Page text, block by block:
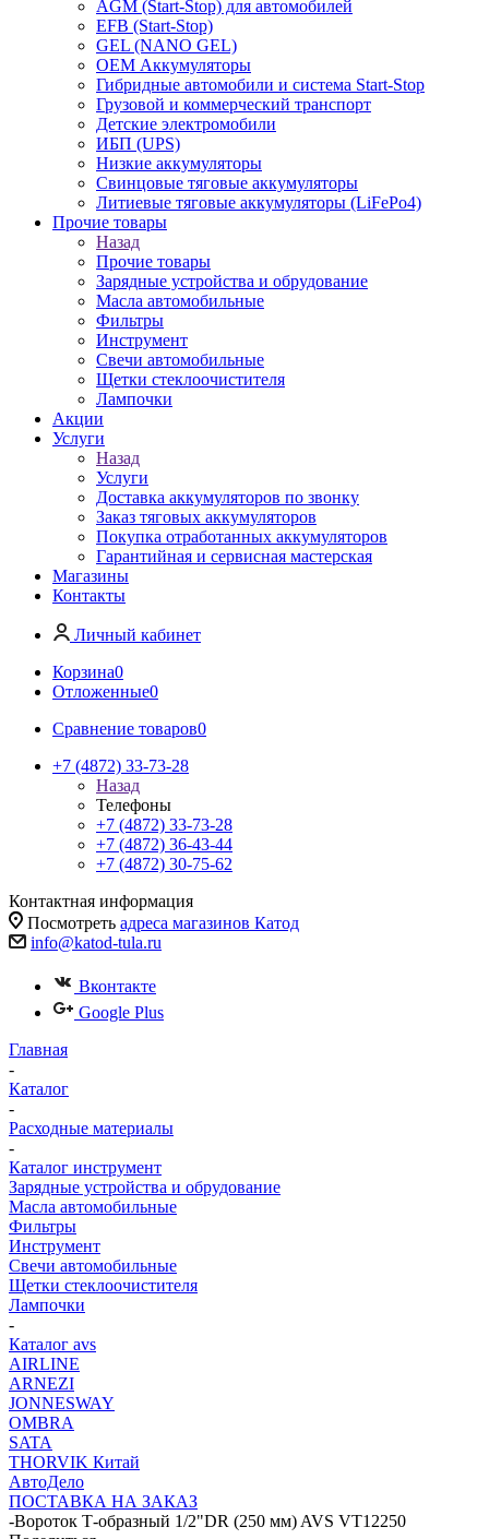
AGM (Start-Stop) для автомобилей
EFB (Start-Stop)
GEL (NANO GEL)
OEM Аккумуляторы
Гибридные автомобили и система Start-Stop
Грузовой и коммерческий транспорт
Детские электромобили
ИБП (UPS)
Низкие аккумуляторы
Свинцовые тяговые аккумуляторы
Литиевые тяговые аккумуляторы (LiFePo4)
Прочие товары
Назад
Прочие товары
Зарядные устройства и обрудование
Масла автомобильные
Фильтры
Инструмент
Свечи автомобильные
Щетки стеклоочистителя
Лампочки
Акции
Услуги
Назад
Услуги
Доставка аккумуляторов по звонку
Заказ тяговых аккумуляторов
Покупка отработанных аккумуляторов
Гарантийная и сервисная мастерская
Магазины
Контакты
Личный кабинет
Корзина0
Отложенные0
Сравнение товаров0
+7 (4872) 33-73-28
Назад
Телефоны
+7 (4872) 33-73-28
+7 (4872) 36-43-44
+7 (4872) 30-75-62
Контактная информация
Посмотреть адреса магазинов Катод
info@katod-tula.ru
Вконтакте
Google Plus
Главная
-
Каталог
-
Расходные материалы
-
Каталог инструмент
Зарядные устройства и обрудование
Масла автомобильные
Фильтры
Инструмент
Свечи автомобильные
Щетки стеклоочистителя
Лампочки
-
Каталог avs
AIRLINE
ARNEZI
JONNESWAY
OMBRA
SATA
THORVIK Китай
АвтоДело
ПОСТАВКА НА ЗАКАЗ
-Вороток Т-образный 1/2"DR (250 мм) AVS VT12250